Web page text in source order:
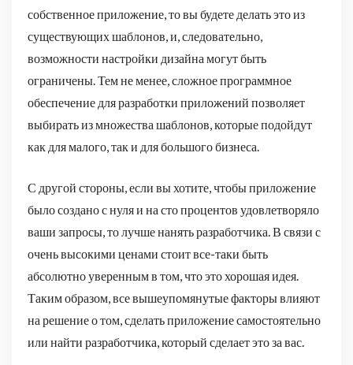
собственное приложение, то вы будете делать это из
существующих шаблонов, и, следовательно,
возможности настройки дизайна могут быть
ограничены. Тем не менее, сложное программное
обеспечение для разработки приложений позволяет
выбирать из множества шаблонов, которые подойдут
как для малого, так и для большого бизнеса.
С другой стороны, если вы хотите, чтобы приложение
было создано с нуля и на сто процентов удовлетворяло
ваши запросы, то лучше нанять разработчика. В связи с
очень высокими ценами стоит все-таки быть
абсолютно уверенным в том, что это хорошая идея.
Таким образом, все вышеупомянутые факторы влияют
на решение о том, сделать приложение самостоятельно
или найти разработчика, который сделает это за вас.